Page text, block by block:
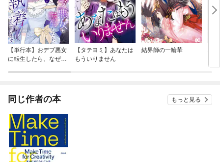
【単行本】おデブ悪女
に転生したら、なぜか
【タテヨミ】あなたは
もういりません
結界師の一輪華
バ
今
同じ作者の本 もっと見る